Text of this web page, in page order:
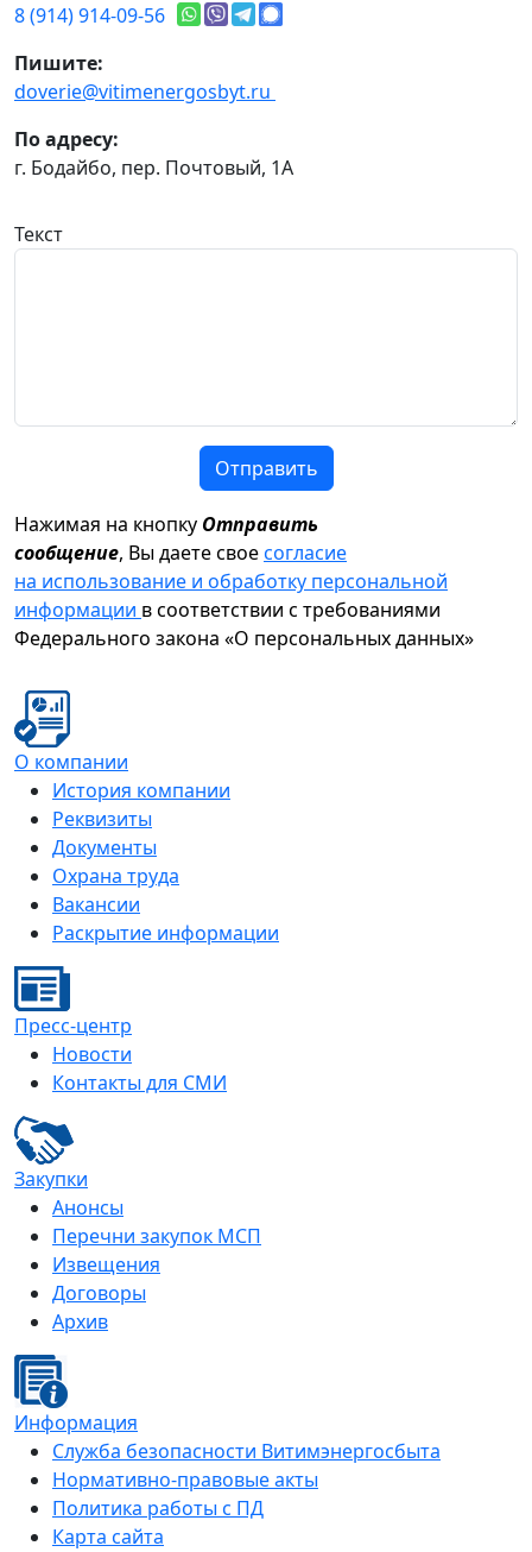
8 (914) 914-09-56
Пишите:
doverie@vitimenergosbyt.ru
По адресу:
г. Бодайбо, пер. Почтовый, 1А
Текст
Отправить
Нажимая на кнопку Отправить
сообщение, Вы даете своесогласие
на использование и обработку персональной
информации в соответствии с требованиями
Федерального закона «О персональных данных»
О компании
История компании
Реквизиты
Документы
Охрана труда
Вакансии
Раскрытие информации
Пресс-центр
Новости
Контакты для СМИ
Закупки
Анонсы
Перечни закупок МСП
Извещения
Договоры
Архив
Информация
Служба безопасности Витимэнергосбыта
Нормативно-правовые акты
Политика работы с ПД
Карта сайта